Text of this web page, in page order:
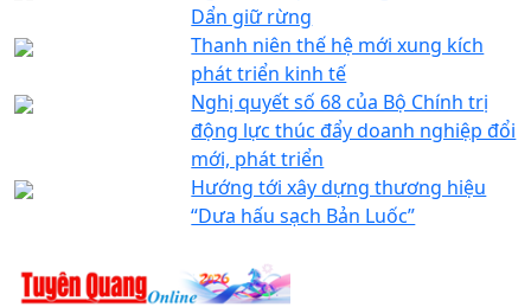
Dẩn giữ rừng
Thanh niên thế hệ mới xung kích
phát triển kinh tế
Nghị quyết số 68 của Bộ Chính trị
động lực thúc đẩy doanh nghiệp đổi
mới, phát triển
Hướng tới xây dựng thương hiệu
“Dưa hấu sạch Bản Luốc”